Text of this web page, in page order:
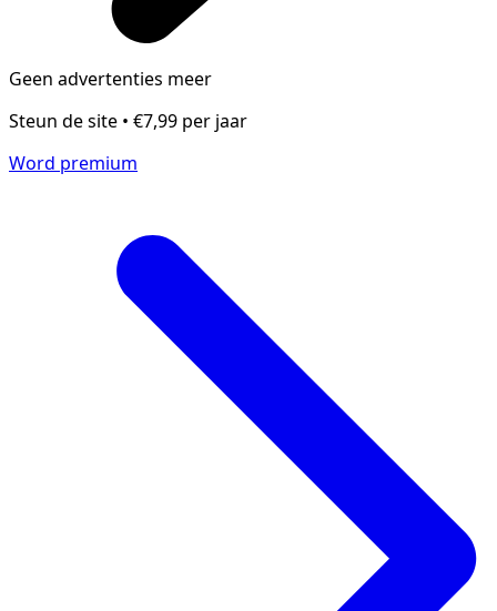
Geen advertenties meer
Steun de site • €7,99 per jaar
Word premium